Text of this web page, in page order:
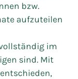
bzw.
aufzuteilen
im
sind. Mit